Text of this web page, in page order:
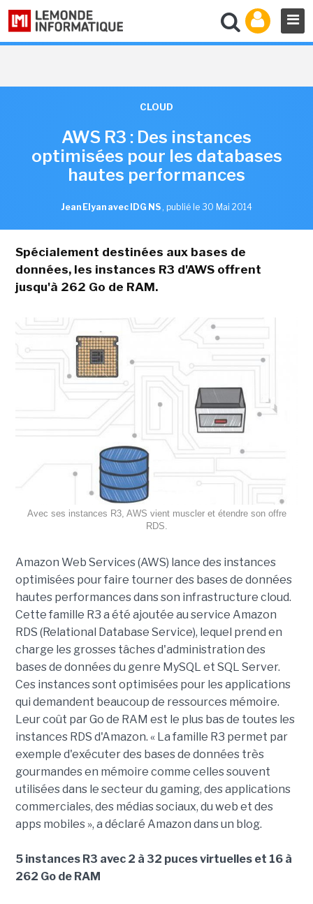
CLOUD
AWS R3 : Des instances
optimisées pour les databases
hautes performances
Jean Elyan avec IDG NS , publié le 30 Mai 2014
Spécialement destinées aux bases de
données, les instances R3 d'AWS offrent
jusqu'à 262 Go de RAM.
Avec ses instances R3, AWS vient muscler et étendre son offre
RDS.
Amazon Web Services (AWS) lance des instances
optimisées pour faire tourner des bases de données
hautes performances dans son infrastructure cloud.
Cette famille R3 a été ajoutée au service Amazon
RDS (Relational Database Service), lequel prend en
charge les grosses tâches d'administration des
bases de données du genre MySQL et SQL Server.
Ces instances sont optimisées pour les applications
qui demandent beaucoup de ressources mémoire.
Leur coût par Go de RAM est le plus bas de toutes les
instances RDS d'Amazon. « La famille R3 permet par
exemple d'exécuter des bases de données très
gourmandes en mémoire comme celles souvent
utilisées dans le secteur du gaming, des applications
commerciales, des médias sociaux, du web et des
apps mobiles », a déclaré Amazon dans un blog.
5 instances R3 avec 2 à 32 puces virtuelles et 16 à
262 Go de RAM